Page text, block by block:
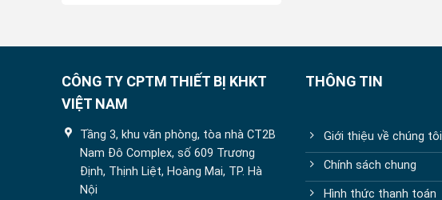
CÔNG TY CPTM THIẾT BỊ KHKT
VIỆT NAM
Tầng 3, khu văn phòng, tòa nhà CT2B
Nam Đô Complex, số 609 Trương
Định, Thịnh Liệt, Hoàng Mai, TP. Hà
Nội
THÔNG TIN
Giới thiệu về chúng tôi
Chính sách chung
Hình thức thanh toán